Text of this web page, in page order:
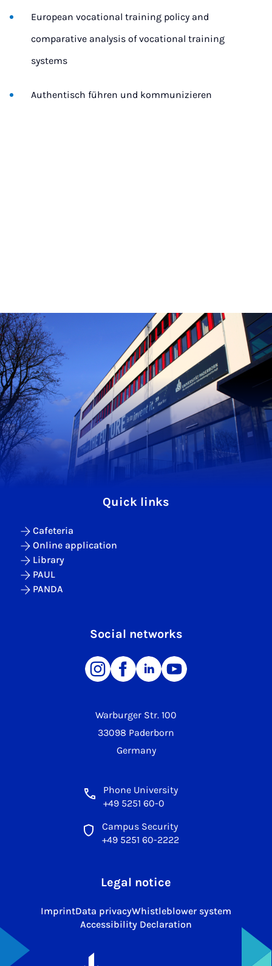
European vocational training policy and
comparative analysis of vocational training
systems
Authentisch führen und kommunizieren
Warburger Str. 100
33098 Paderborn
Germany
Phone University
+49 5251 60-0
Campus Security
+49 5251 60-2222
Quick links
Cafeteria
Online application
Library
PAUL
PANDA
Social networks
Legal notice
ImprintData privacyWhistleblower system
Accessibility Declaration